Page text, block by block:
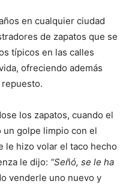
en cualquier ciudad
de zapatos que se
típicos en las calles
ofreciendo además
los zapatos, cuando el
un golpe limpio con el
le hizo volar el taco hecho
le dijo: “Señó, se le ha
venderle uno nuevo y